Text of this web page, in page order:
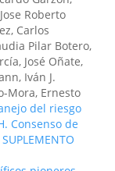
Roberto
Carlos
Pilar Botero,
José Oñate,
Iván J.
Mora, Ernesto
del riesgo
Consenso de